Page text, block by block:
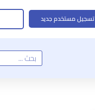
تسجيل مستخدم جديد
Search